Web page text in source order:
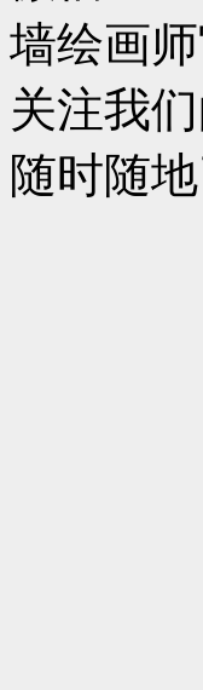
墙绘画
关注我
随时随